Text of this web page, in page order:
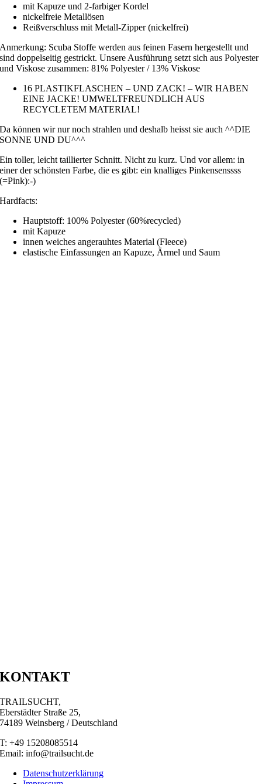
mit Kapuze und 2-farbiger Kordel
nickelfreie Metallösen
Reißverschluss mit Metall-Zipper (nickelfrei)
Anmerkung: Scuba Stoffe werden aus feinen Fasern hergestellt und
sind doppelseitig gestrickt. Unsere Ausführung setzt sich aus Polyester
und Viskose zusammen: 81% Polyester / 13% Viskose
16 PLASTIKFLASCHEN – UND ZACK! – WIR HABEN
EINE JACKE! UMWELTFREUNDLICH AUS
RECYCLETEM MATERIAL!
Da können wir nur noch strahlen und deshalb heisst sie auch ^^DIE
SONNE UND DU^^^
Ein toller, leicht taillierter Schnitt. Nicht zu kurz. Und vor allem: in
einer der schönsten Farbe, die es gibt: ein knalliges Pinkensenssss
(=Pink):-)
Hardfacts:
Hauptstoff: 100% Polyester (60%recycled)
mit Kapuze
innen weiches angerauhtes Material (Fleece)
elastische Einfassungen an Kapuze, Ärmel und Saum
KONTAKT
TRAILSUCHT,
Eberstädter Straße 25,
74189 Weinsberg / Deutschland
T: +49 15208085514
Email: info@trailsucht.de
Datenschutzerklärung